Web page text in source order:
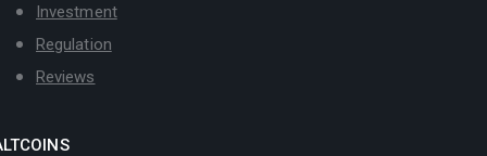
Investment
Regulation
Reviews